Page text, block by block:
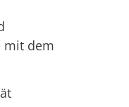
mit dem